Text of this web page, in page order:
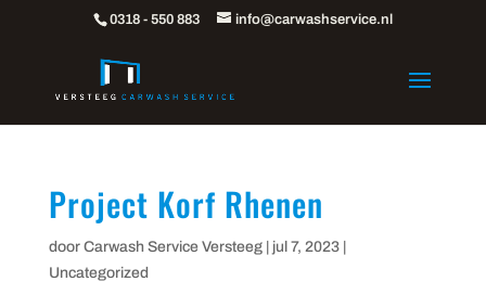
0318 - 550 883 info@carwashservice.nl
Project Korf Rhenen
door Carwash Service Versteeg| jul 7, 2023|
Uncategorized